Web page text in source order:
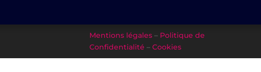
Mentions légales– Politique de
Confidentialité – Cookies